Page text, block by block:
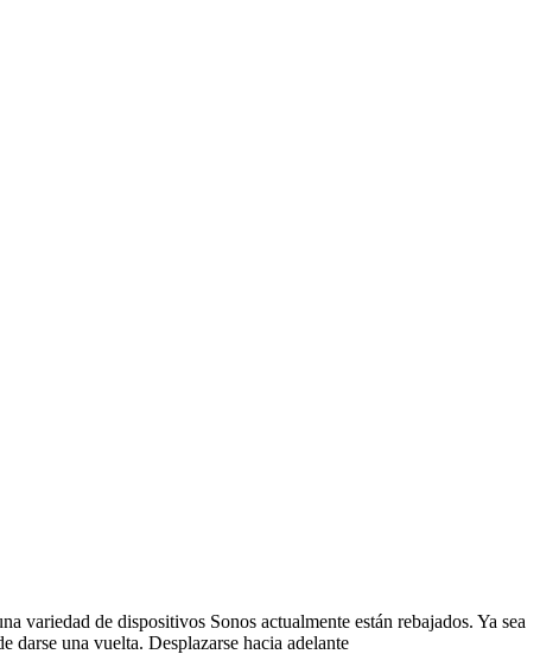
variedad de dispositivos Sonos actualmente están rebajados. Ya sea
darse una vuelta. Desplazarse hacia adelante